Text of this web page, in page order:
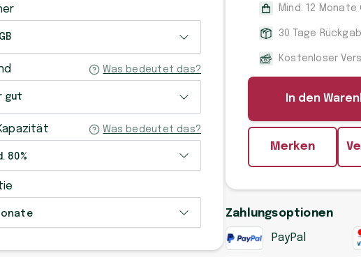
Was bedeutet das?
gut
Was bedeutet das?
80%
Mind. 12
30 Tage
Kostenloser
In den
Merken
Zahlungsoptionen
PayPal